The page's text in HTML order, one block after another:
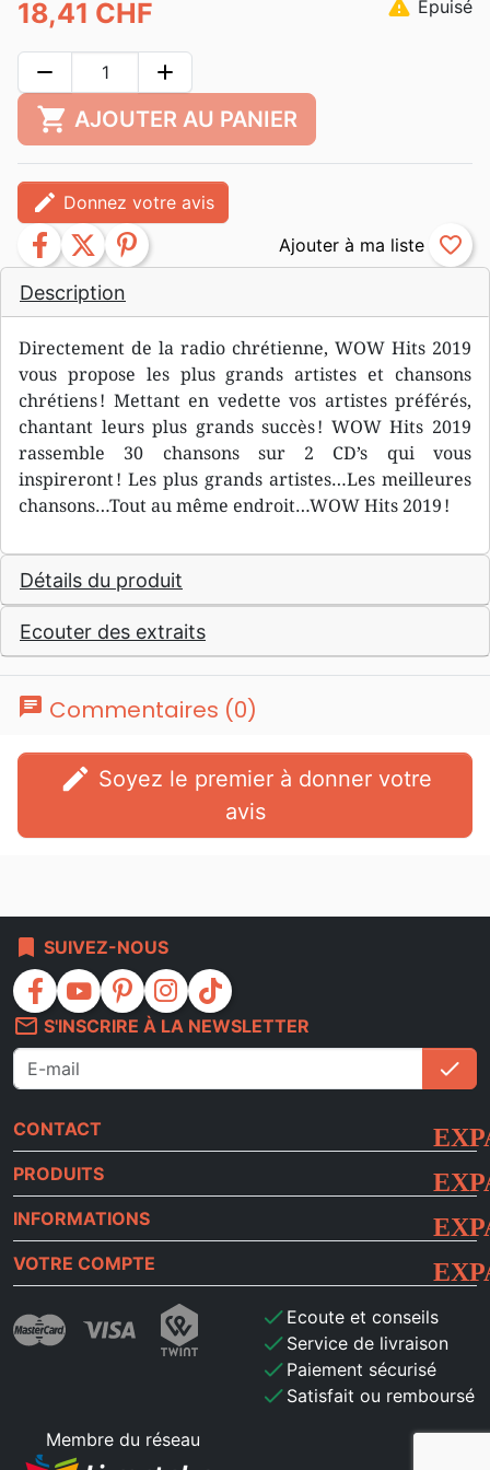
Description
Directement de la radio chrétienne, WOW Hits 2019
vous propose les plus grands artistes et chansons
chrétiens ! Mettant en vedette vos artistes préférés,
chantant leurs plus grands succès ! WOW Hits 2019
rassemble 30 chansons sur 2 CD’s qui vous
inspireront ! Les plus grands artistes…Les meilleures
chansons…Tout au même endroit…WOW Hits 2019 !
Détails du produit
Ecouter des extraits
18,41 CHF warning Epuisé
remove add
shopping_cart AJOUTER AU PANIER
edit Donnez votre avis
facebook twitter pinterest favorite_border
chat Commentaires (0)
edit
avis
bookmark SUIVEZ-NOUS
facebook youtube pinterest instagram
tiktok
mail_outline S'INSCRIRE À LA NEWSLETTER
check
CONTACT
PRODUITS
INFORMATIONS
VOTRE COMPTE
check Ecoute et conseils
check Service de livraison
check Paiement sécurisé
check Satisfait ou remboursé
Membre du réseau